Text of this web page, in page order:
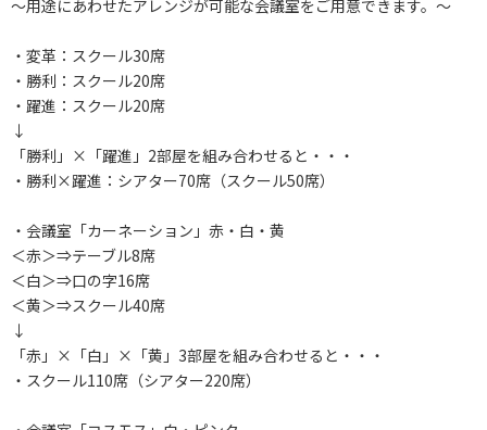
～用途にあわせたアレンジが可能な会議室をご用意できます。～
・変革：スクール30席
・勝利：スクール20席
・躍進：スクール20席
↓
「勝利」×「躍進」2部屋を組み合わせると・・・
・勝利×躍進：シアター70席（スクール50席）
・会議室「カーネーション」赤・白・黄
＜赤＞⇒テーブル8席
＜白＞⇒口の字16席
＜黄＞⇒スクール40席
↓
「赤」×「白」×「黄」3部屋を組み合わせると・・・
・スクール110席（シアター220席）